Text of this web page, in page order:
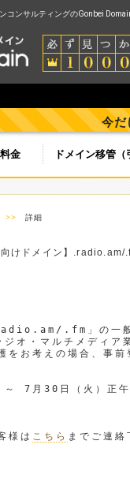
コンサルティングのGonbei
今だ
金 ドメイン移管（
>> 詳細
けドメイン】.radio.am/
.fm」の一般
・マルチメディア業
をお考えの場合、事
7月30日（火）正午
様は こちら までご連絡